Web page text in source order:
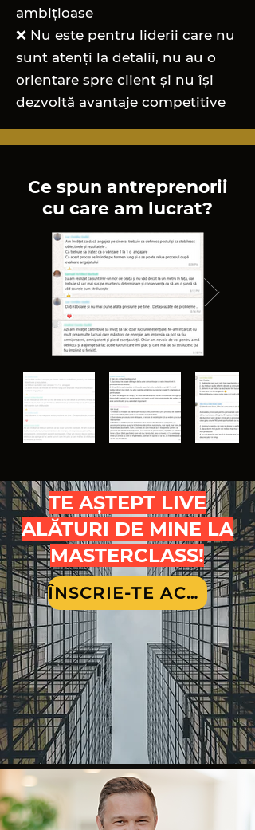
ambițioase
❌ Nu este pentru liderii care nu
sunt atenți la detalii, nu au o
orientare spre client și nu își
dezvoltă avantaje competitive
Ce spun antreprenorii
cu care am lucrat?
TE AȘTEPT LIVE
ALĂTURI DE MINE LA
MASTERCLASS!
ÎNSCRIE-TE ACUM!